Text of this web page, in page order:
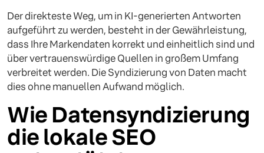
Der direkteste Weg, um in KI-generierten Antworten
aufgeführt zu werden, besteht in der Gewährleistung,
dass Ihre Markendaten korrekt und einheitlich sind und
über vertrauenswürdige Quellen in großem Umfang
verbreitet werden. Die Syndizierung von Daten macht
dies ohne manuellen Aufwand möglich.
Wie Datensyndizierung
die lokale SEO